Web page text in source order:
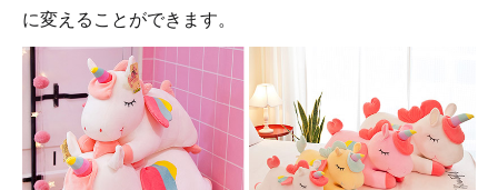
に変えることができます。